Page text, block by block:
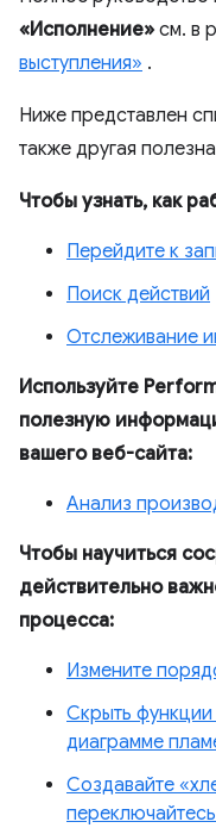
«Исполнение» см. в
выступления» .
Ниже представлен
также другая
Чтобы узнать, как
Перейдите к
Поиск действий
Отслеживание
Используйте
полезную
вашего веб-сайта:
Анализ
Чтобы научиться
действительно
процесса:
Измените
Скрыть
диаграмме
Создавайте